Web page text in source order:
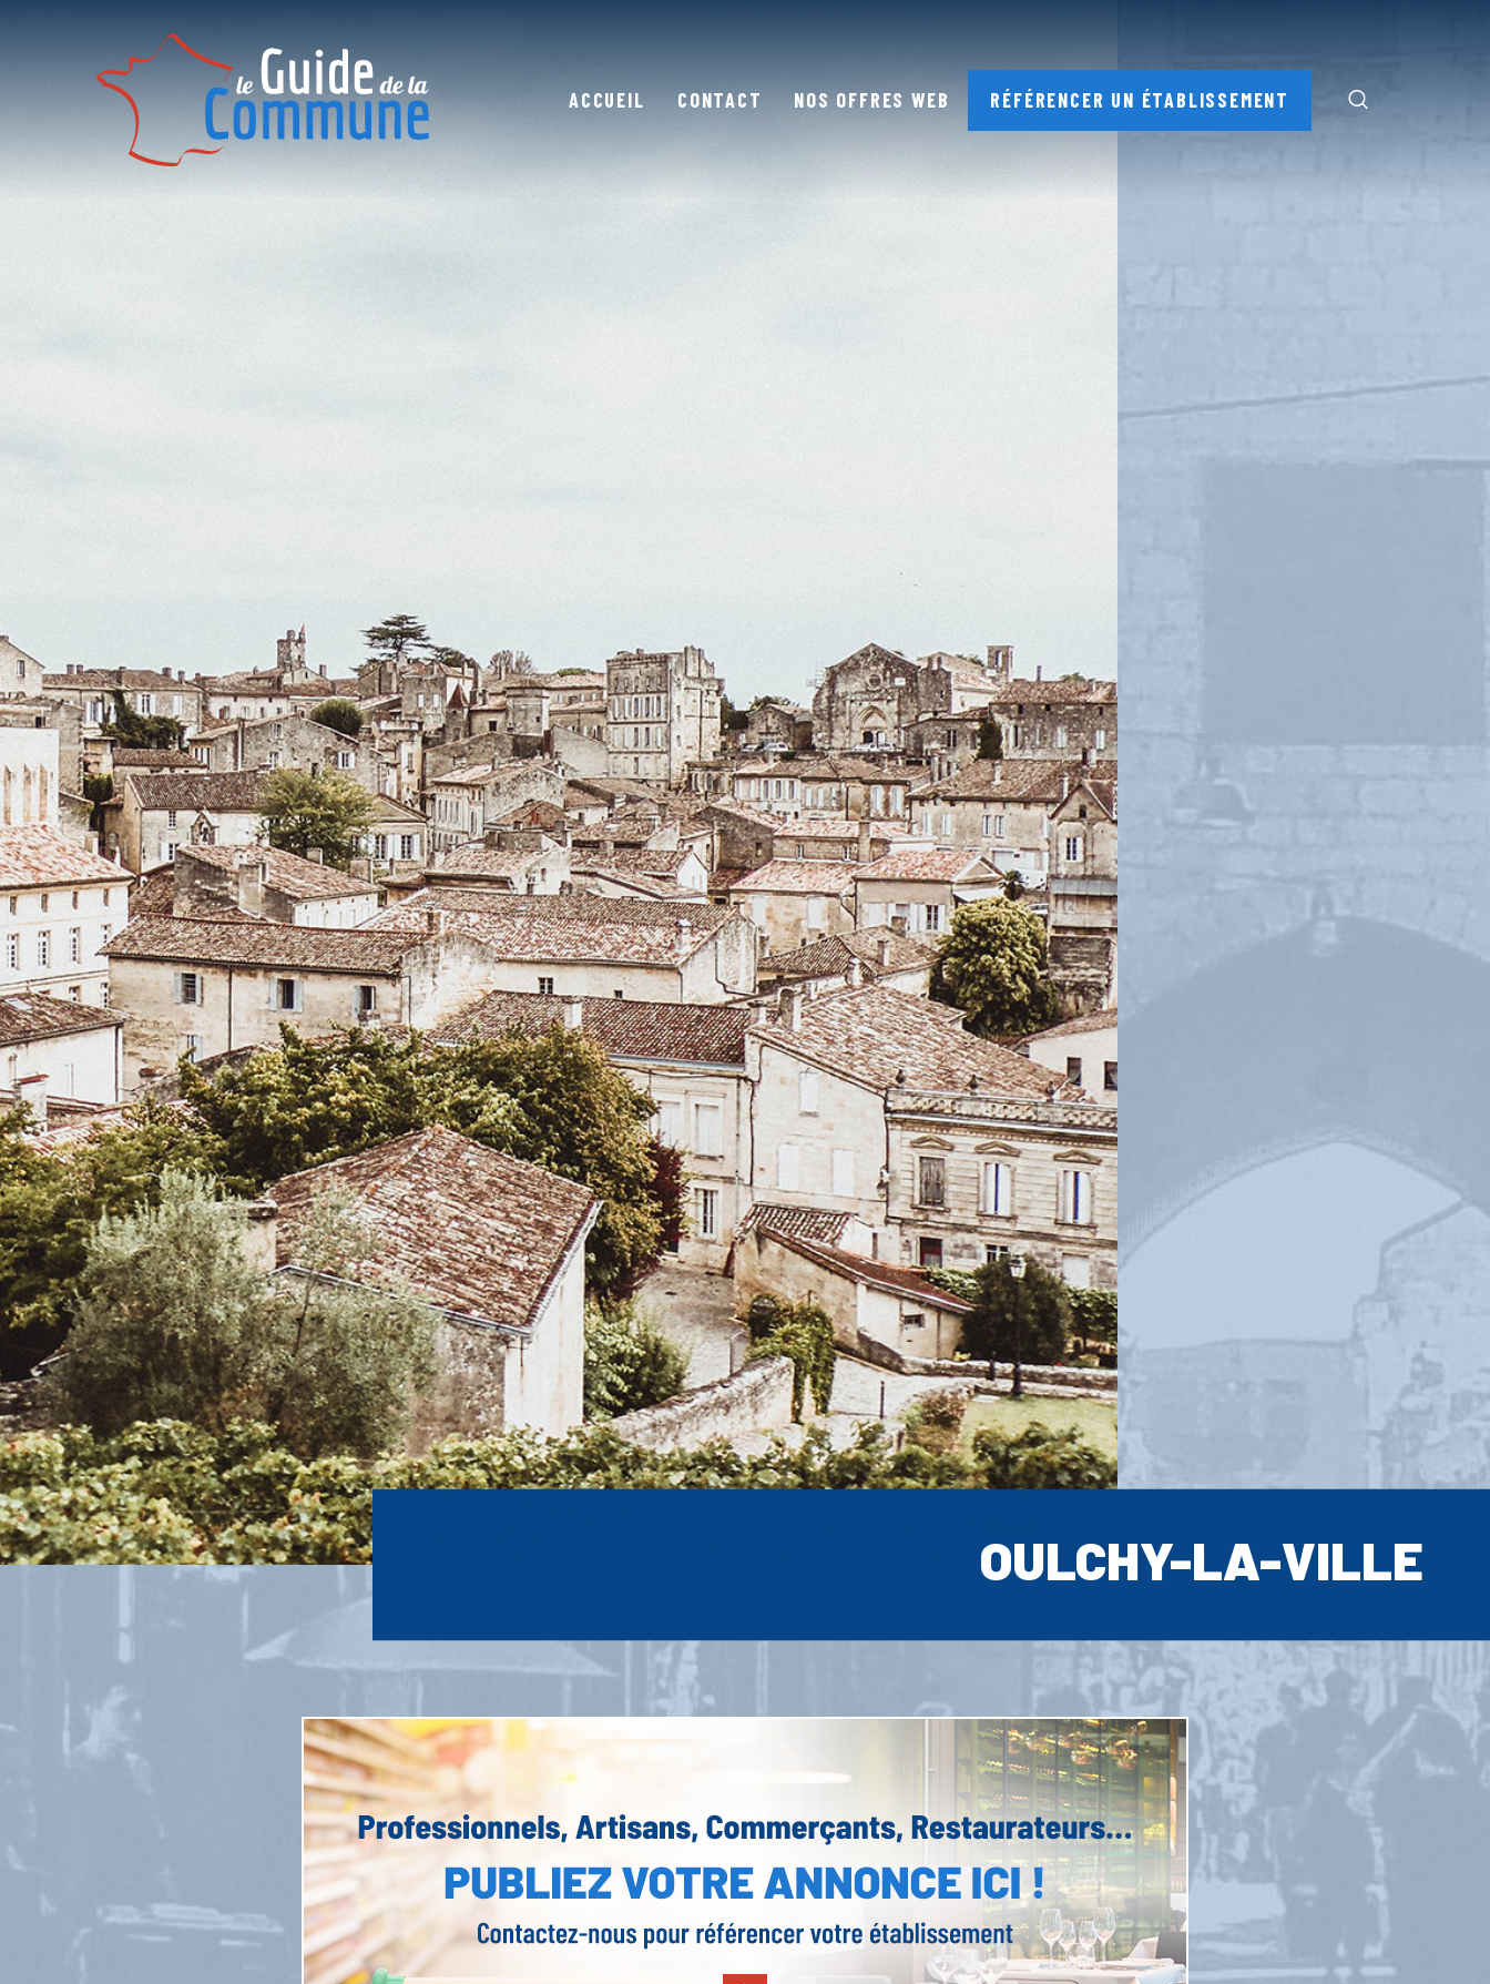
ACCUEIL CONTACT NOS OFFRES WEB RÉFÉRENCER UN ÉTABLISSEMENT
OULCHY-LA-VILLE